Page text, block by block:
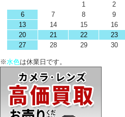
1
2
6
7 8 9
13
14 15 16
20
21 22 23
27
28 29 30
※水色は休業日です。